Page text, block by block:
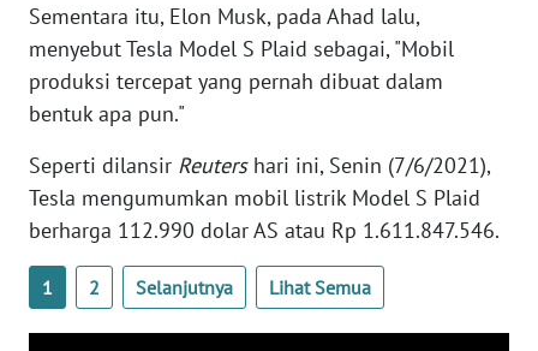
Sementara itu, Elon Musk, pada Ahad lalu,
menyebut Tesla Model S Plaid sebagai, "Mobil
produksi tercepat yang pernah dibuat dalam
bentuk apa pun."
Seperti dilansir Reutershari ini, Senin (7/6/2021),
Tesla mengumumkan mobil listrik Model S Plaid
berharga 112.990 dolar AS atau Rp 1.611.847.546.
1 2 Selanjutnya Lihat Semua
News
Regional
WN
SUMUT
WN
JAKARTA
JABAR